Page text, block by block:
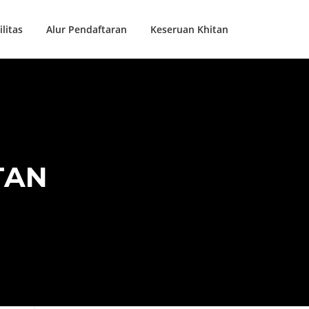
Alur Pendaftaran Keseruan Khitan